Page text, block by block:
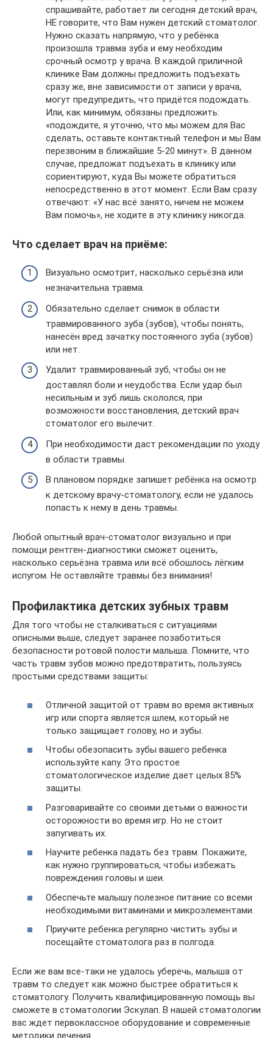
спрашивайте, работает ли сегодня детский врач,
НЕ говорите, что Вам нужен детский стоматолог.
Нужно сказать напрямую, что у ребёнка
произошла травма зуба и ему необходим
срочный осмотр у врача. В каждой приличной
клинике Вам должны предложить подъехать
сразу же, вне зависимости от записи у врача,
могут предупредить, что придётся подождать.
Или, как минимум, обязаны предложить:
«подождите, я уточню, что мы можем для Вас
сделать, оставьте контактный телефон и мы Вам
перезвоним в ближайшие 5-20 минут». В данном
случае, предложат подъехать в клинику или
сориентируют, куда Вы можете обратиться
непосредственно в этот момент. Если Вам сразу
отвечают: «У нас всё занято, ничем не можем
Вам помочь», не ходите в эту клинику никогда.
Что сделает врач на приёме:
Визуально осмотрит, насколько серьёзна или
незначительна травма.
Обязательно сделает снимок в области
травмированного зуба (зубов), чтобы понять,
нанесён вред зачатку постоянного зуба (зубов)
или нет.
Удалит травмированный зуб, чтобы он не
доставлял боли и неудобства. Если удар был
несильным и зуб лишь скололся, при
возможности восстановления, детский врач
стоматолог его вылечит.
При необходимости даст рекомендации по уходу
в области травмы.
В плановом порядке запишет ребёнка на осмотр
к детскому врачу-стоматологу, если не удалось
попасть к нему в день травмы.
Любой опытный врач-стоматолог визуально и при
помощи рентген-диагностики сможет оценить,
насколько серьёзна травма или всё обошлось лёгким
испугом. Не оставляйте травмы без внимания!
Профилактика детских зубных травм
Для того чтобы не сталкиваться с ситуациями
описными выше, следует заранее позаботиться
безопасности ротовой полости малыша. Помните, что
часть травм зубов можно предотвратить, пользуясь
простыми средствами защиты:
Отличной защитой от травм во время активных
игр или спорта является шлем, который не
только защищает голову, но и зубы.
Чтобы обезопасить зубы вашего ребенка
используйте капу. Это простое
стоматологическое изделие дает целых 85%
защиты.
Разговаривайте со своими детьми о важности
осторожности во время игр. Но не стоит
запугивать их.
Научите ребенка падать без травм. Покажите,
как нужно группироваться, чтобы избежать
повреждения головы и шеи.
Обеспечьте малышу полезное питание со всеми
необходимыми витаминами и микроэлементами.
Приучите ребенка регулярно чистить зубы и
посещайте стоматолога раз в полгода.
Если же вам все-таки не удалось уберечь, малыша от
травм то следует как можно быстрее обратиться к
стоматологу. Получить квалифицированную помощь вы
сможете в стоматологии Эскулап. В нашей стоматологии
вас ждет первоклассное оборудование и современные
методики лечения.